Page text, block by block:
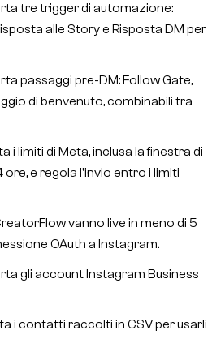
tre trigger di automazione:
alle Story e Risposta DM per
passaggi pre-DM: Follow Gate,
di benvenuto, combinabili tra
i limiti di Meta, inclusa la finestra di
e regola l'invio entro i limiti
vanno live in meno di 5
OAuth a Instagram.
gli account Instagram Business
i contatti raccolti in CSV per usarli